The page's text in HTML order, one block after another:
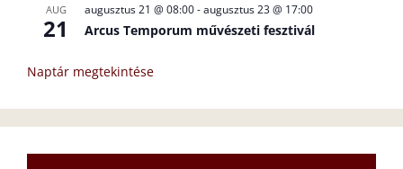
AUG
21
augusztus 21 @ 08:00-augusztus 23 @ 17:00
Arcus Temporum művészeti fesztivál
Naptár megtekintése